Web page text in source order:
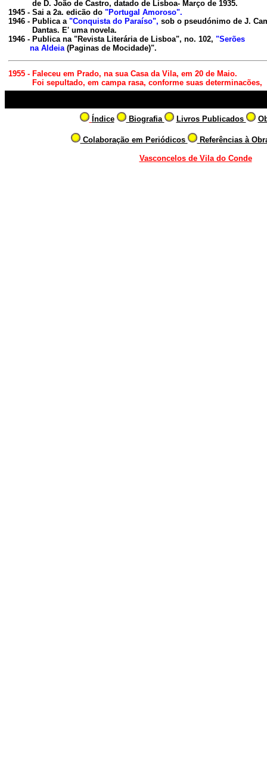
          de D. João de Castro, datado de Lisboa- Março de 1935.
1945 - Sai a 2a. edicão do "Portugal Amoroso".
1946 - Publica a "Conquista do Paraíso", sob o pseudónimo de J.
          Dantas. E' uma novela.
1946 - Publica na "Revista Literária de Lisboa", no. 102, "Serões
na Aldeia (Paginas de Mocidade)".
1955 - Faleceu em Prado, na sua Casa da Vila, em 20 de Maio.
          Foi sepultado, em campa rasa, conforme suas determinacões,
Índice Biografia Livros Publicados
Colaboração em Periódicos Referências à
Vasconcelos de Vila do Conde